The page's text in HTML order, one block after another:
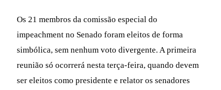
Os 21 membros da comissão especial do
impeachment no Senado foram eleitos de forma
simbólica, sem nenhum voto divergente. A primeira
reunião só ocorrerá nesta terça-feira, quando devem
ser eleitos como presidente e relator os senadores